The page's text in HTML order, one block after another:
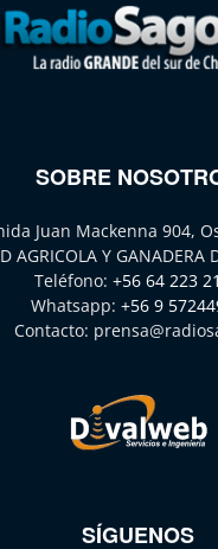
SOBRE
Juan Mackenna 904,
AGRICOLA Y GANADERA
Teléfono: +56 64 223
Whatsapp: +56 9
Contacto:
SÍGUENOS